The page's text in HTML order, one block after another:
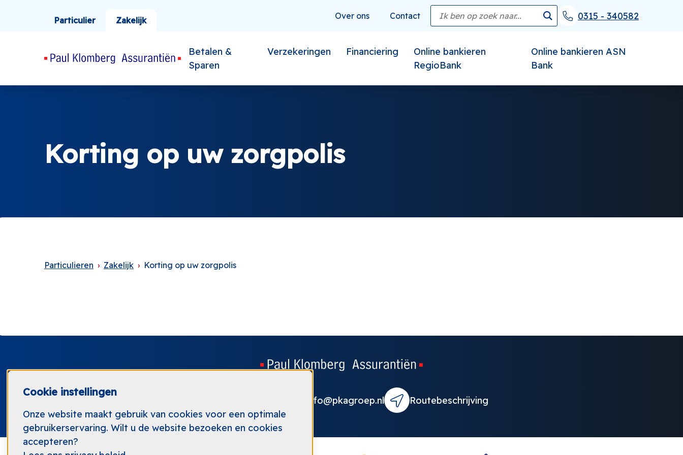
Cookie instellingen
Onze website maakt gebruik van cookies voor een optimale
gebruikerservaring. Wilt u de website bezoeken en cookies
accepteren?
Particulier Zakelijk Over ons Contact 0315 - 340582
Betalen &
Sparen
Verzekeringen Financiering
Online bankieren
RegioBank
Online bankieren ASN
Bank
Korting op uw zorgpolis
Particulieren Zakelijk Korting op uw zorgpolis
info@pkagroep.nl Routebeschrijving